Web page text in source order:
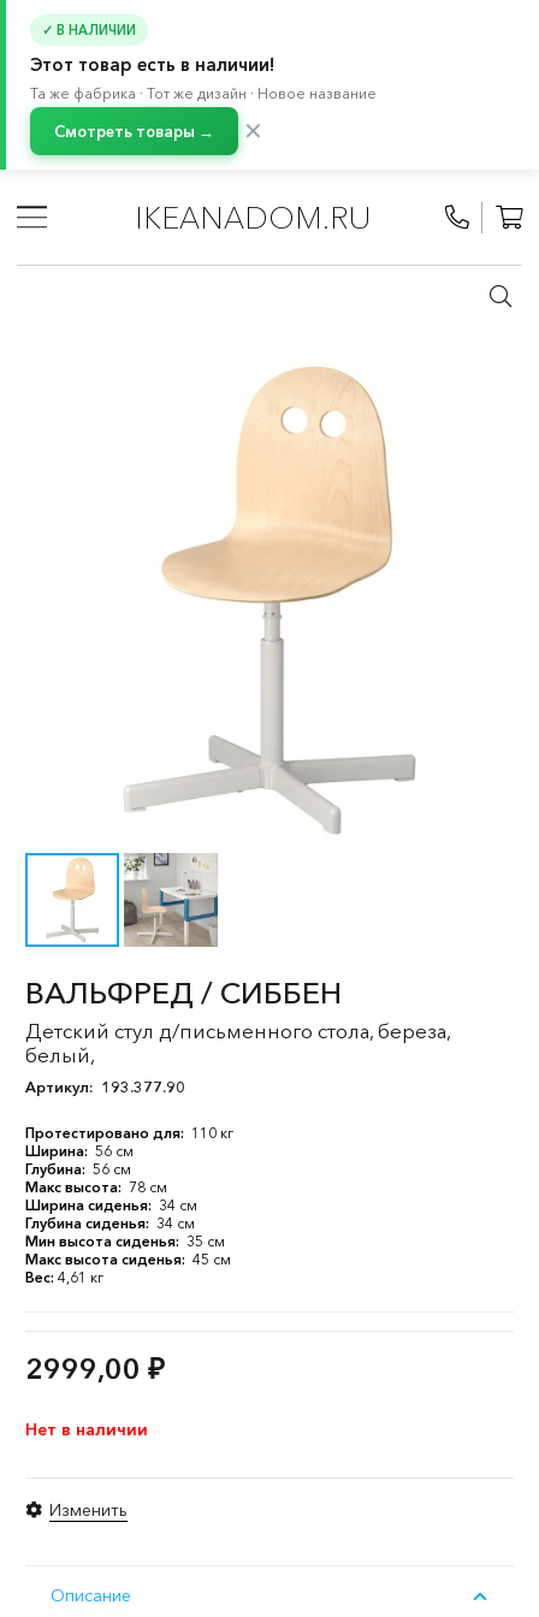
✓ В НАЛИЧИИ
Этот товар есть в наличии!
Та же фабрика · Тот же дизайн · Новое название
Смотреть товары → ✕
IKEANADOM.RU
Товары для детей 3-7 лет
/ Мебель для детской
Стулья для школьников
ВАЛЬФРЕД / СИББЕН
Детский стул д/письменного стола, береза,
белый,
Артикул: 193.377.90
Протестировано для: 110 кг
Ширина: 56 см
Глубина: 56 см
Макс высота: 78 см
Ширина сиденья: 34 см
Глубина сиденья: 34 см
Мин высота сиденья: 35 см
Макс высота сиденья: 45 см
Вес: 4,61 кг
2999,00 ₽
Нет в наличии
Изменить
Описание